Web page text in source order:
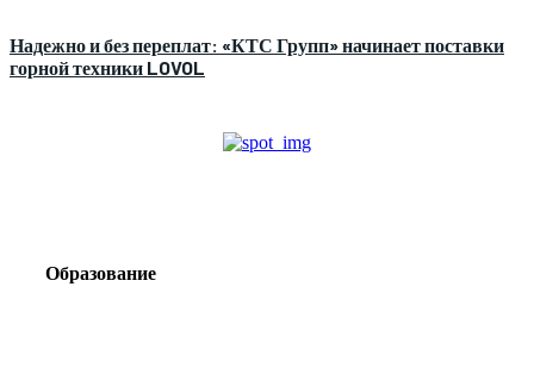
Надежно и без переплат: «КТС Групп» начинает поставки
горной техники LOVOL
Образование